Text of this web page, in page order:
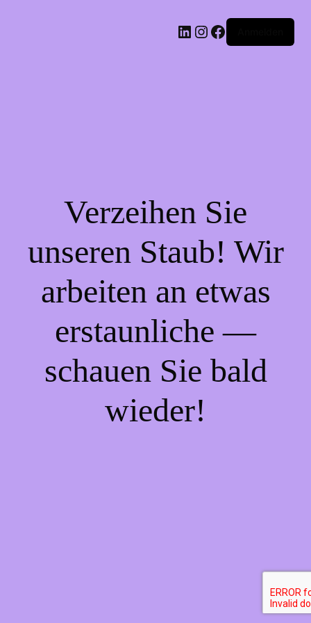
LinkedIn
Instagram
Facebook
Verzeihen Sie
unseren Staub! Wir
arbeiten an etwas
erstaunliche —
schauen Sie bald
wieder!